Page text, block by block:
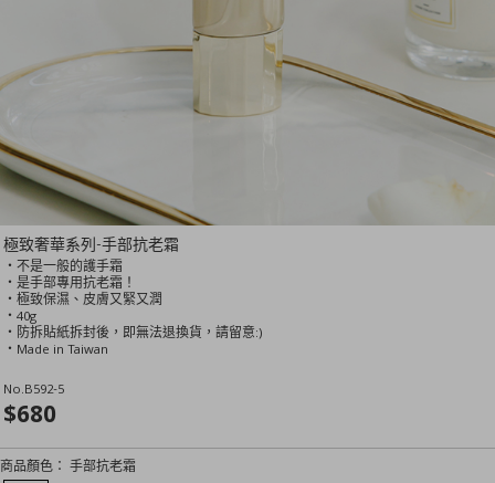
極致奢華系列-手部抗老霜
‧不是一般的護手霜
‧是手部專用抗老霜！
‧極致保濕、皮膚又緊又潤
‧40g
‧防拆貼紙拆封後，即無法退換貨，請留意:)
‧Made in Taiwan
No.B592-5
$680
商品顏色： 手部抗老霜